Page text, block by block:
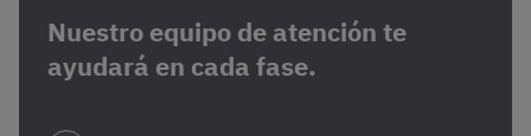
Nuestro equipo de atención te
ayudará en cada fase.